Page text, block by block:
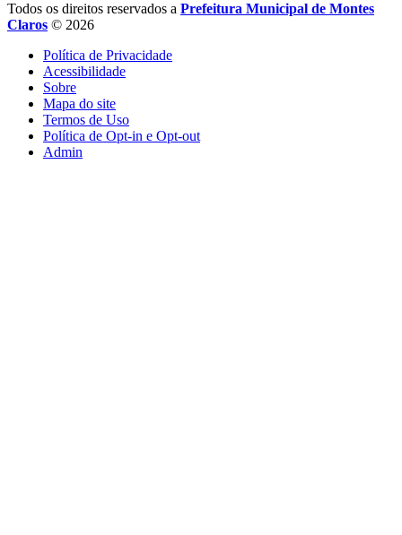
Todos os direitos reservados a Prefeitura Municipal de Montes
Claros © 2026
Política de Privacidade
Acessibilidade
Sobre
Mapa do site
Termos de Uso
Política de Opt-in e Opt-out
Admin